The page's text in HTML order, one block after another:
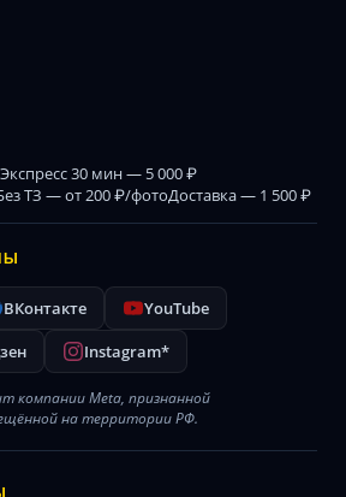
Экспресс 30 мин — 5 000 ₽
ТЗ — от 200 ₽/фотоДоставка — 1 500 ₽
ВКонтакте
YouTube
Instagram*
компании Meta, признанной
на территории РФ.